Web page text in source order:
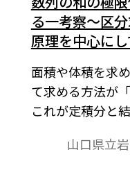
る一考察～区
原理を中心に
面積や体積を求
て求める方法が
これが定積分と
この数列の和の
山口県立